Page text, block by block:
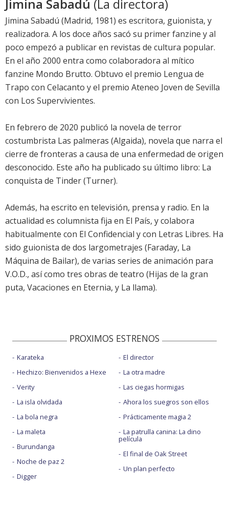
Jimina Sabadú (La directora)
Jimina Sabadú (Madrid, 1981) es escritora, guionista, y
realizadora. A los doce años sacó su primer fanzine y al
poco empezó a publicar en revistas de cultura popular.
En el año 2000 entra como colaboradora al mítico
fanzine Mondo Brutto. Obtuvo el premio Lengua de
Trapo con Celacanto y el premio Ateneo Joven de Sevilla
con Los Supervivientes.
En febrero de 2020 publicó la novela de terror
costumbrista Las palmeras (Algaida), novela que narra el
cierre de fronteras a causa de una enfermedad de origen
desconocido. Este año ha publicado su último libro: La
conquista de Tinder (Turner).
Además, ha escrito en televisión, prensa y radio. En la
actualidad es columnista fija en El País, y colabora
habitualmente con El Confidencial y con Letras Libres. Ha
sido guionista de dos largometrajes (Faraday, La
Máquina de Bailar), de varias series de animación para
V.O.D., así como tres obras de teatro (Hijas de la gran
puta, Vacaciones en Eternia, y La llama).
PROXIMOS ESTRENOS
Karateka
Hechizo: Bienvenidos a Hexe
Verity
La isla olvidada
La bola negra
La maleta
Burundanga
Noche de paz 2
Digger
El director
La otra madre
Las ciegas hormigas
Ahora los suegros son ellos
Prácticamente magia 2
La patrulla canina: La dino
película
El final de Oak Street
Un plan perfecto